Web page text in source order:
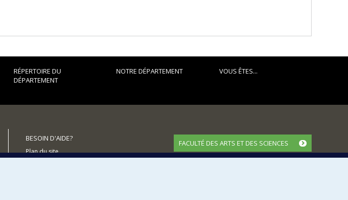
RÉPERTOIRE DU
DÉPARTEMENT
NOTRE DÉPARTEMENT VOUS ÊTES...
BESOIN D'AIDE?
Plan du site
FACULTÉ DES ARTS ET DES SCIENCES